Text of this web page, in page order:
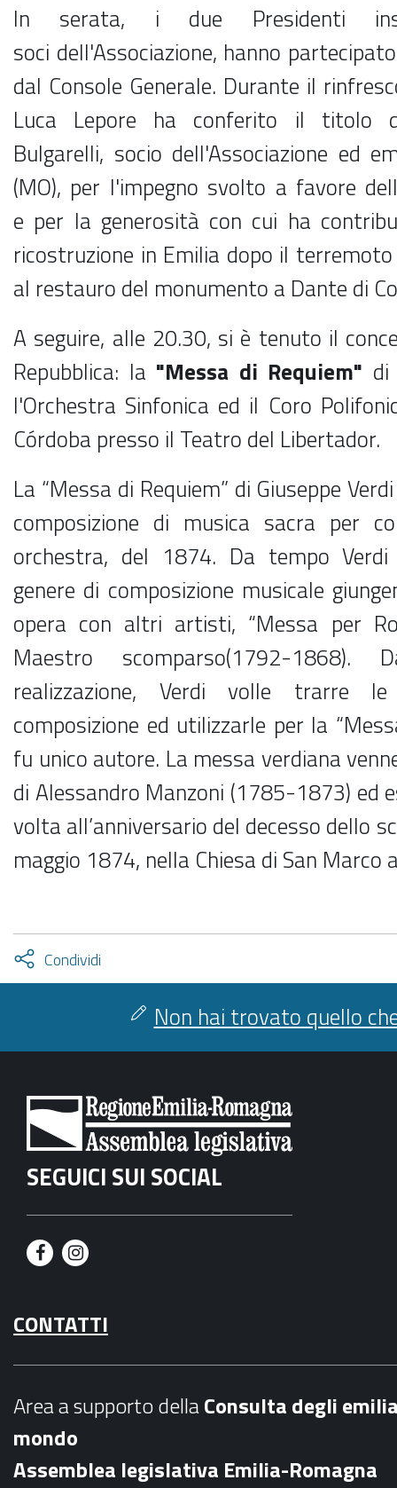
In serata, i due Presidenti
soci dell'Associazione, hanno
dal Console Generale. Durante il
Luca Lepore ha conferito il titolo
Bulgarelli, socio dell'Associazione ed
(MO), per l'impegno svolto a favore
e per la generosità con cui ha
ricostruzione in Emilia dopo il
al restauro del monumento a Dante di
A seguire, alle 20.30, si è tenuto il
Repubblica: la "Messa di Requiem" di
l'Orchestra Sinfonica ed il Coro
Córdoba presso il Teatro del Libertador.
La “Messa di Requiem” di Giuseppe
composizione di musica sacra per
orchestra, del 1874. Da tempo
genere di composizione musicale
opera con altri artisti, “Messa per
Maestro scomparso(1792-
realizzazione, Verdi volle trarre
composizione ed utilizzarle per la
fu unico autore. La messa verdiana
di Alessandro Manzoni (1785-1873) ed
volta all’anniversario del decesso dello
maggio 1874, nella Chiesa di San Marco
Condividi
facebook
twitter
Attiva
condividi
Non hai trovato quello
SEGUICI SUI SOCIAL
F
c
e
I
s
t
CONTATTI
Area a supporto dellaConsulta degli
mondo
Assemblea legislativa Emilia-Romagna